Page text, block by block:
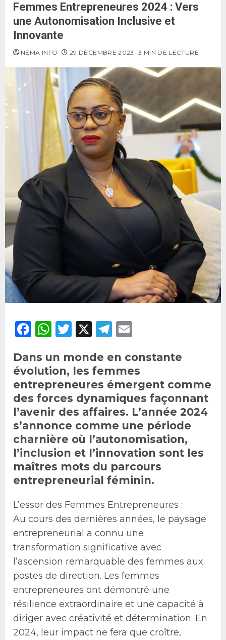
Femmes Entrepreneures 2024 : Vers
une Autonomisation Inclusive et
Innovante
NEMA INFO 29 DÉCEMBRE 2023 3 MIN DE LECTURE
Facebook
WhatsApp
Twitter
X Telegram
Dans un monde en constante
évolution, les femmes
entrepreneures émergent comme
des forces dynamiques façonnant
l’avenir des affaires. L’année 2024
s’annonce comme une période
charnière où l’autonomisation,
l’inclusion et l’innovation sont les
maîtres mots du parcours
entrepreneurial féminin.
L’essor des Femmes Entrepreneures :
Au cours des dernières années, le paysage
entrepreneurial a connu une
transformation significative avec
l’ascension remarquable des femmes aux
postes de direction. Les femmes
entrepreneures ont démontré une
résilience extraordinaire et une capacité à
diriger avec créativité et détermination. En
2024, leur impact ne fera que croître,